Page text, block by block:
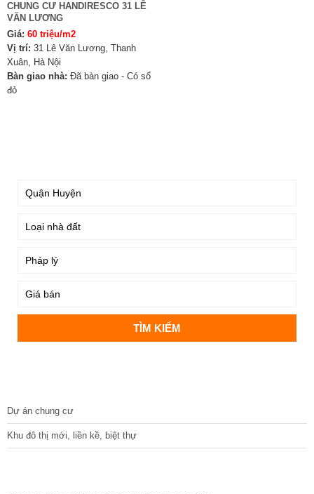
CHUNG CƯ HANDIRESCO 31 LÊ
VĂN LƯƠNG
Giá: 60 triệu/m2
Vị trí: 31 Lê Văn Lương, Thanh
Xuân, Hà Nội
Bàn giao nhà: Đã bàn giao - Có sổ
đỏ
Dự án chung cư
Khu đô thị mới, liền kề, biệt thự